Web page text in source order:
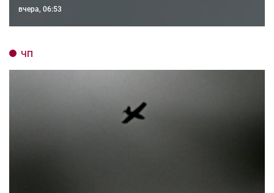
вчера, 06:53
ЧП